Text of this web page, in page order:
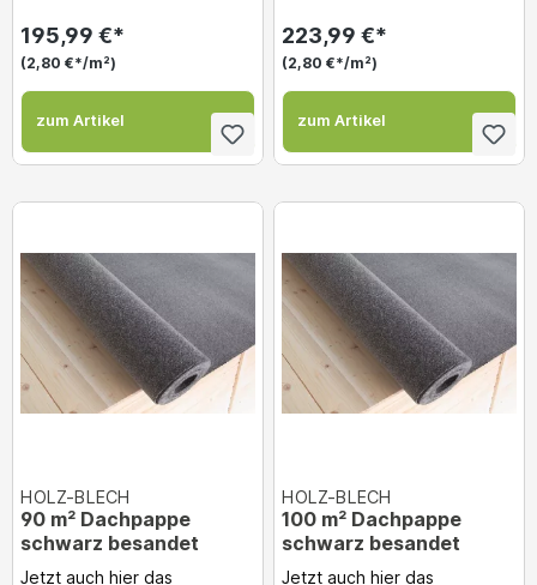
bestellen! Dachpappe...
195,99 €*
(2,80 €*/m²)
zum Artikel
bestellen! Dachpappe...
223,99 €*
(2,80 €*/m²)
zum Artikel
HOLZ-BLECH
90 m² Dachpappe
schwarz besandet
Jetzt auch hier das
HOLZ-BLECH
100 m² Dachpappe
schwarz besandet
Jetzt auch hier das